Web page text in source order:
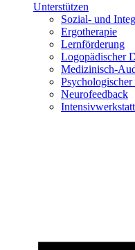
Unterstützen
Sozial- und
Ergotherapie
Lernförderung
Logopädischer
Medizinisch-
Neurofeedback
Intensivwerkstatt